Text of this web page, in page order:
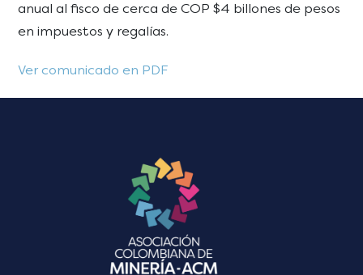
anual al fisco de cerca de COP $4 billones de pesos
en impuestos y regalías.
Ver comunicado en PDF